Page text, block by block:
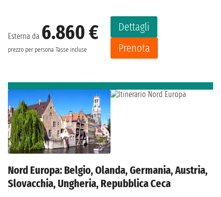
Esterna da 6.860 €
prezzo per persona Tasse incluse
Dettagli
Prenota
Nord Europa: Belgio, Olanda, Germania, Austria,
Slovacchia, Ungheria, Repubblica Ceca